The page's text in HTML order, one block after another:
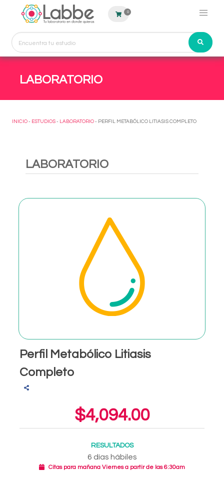
0
LABORATORIO
INICIO - ESTUDIOS - LABORATORIO - PERFIL METABÓLICO LITIASIS COMPLETO
LABORATORIO
Perfil Metabólico Litiasis
Completo
$4,094.00
RESULTADOS
6 días hábiles
Citas para mañana Viernes a partir de las 6:30am